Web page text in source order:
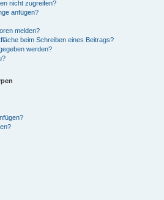
nicht zugreifen?
anfügen?
melden?
beim Schreiben eines Beitrags?
werden?